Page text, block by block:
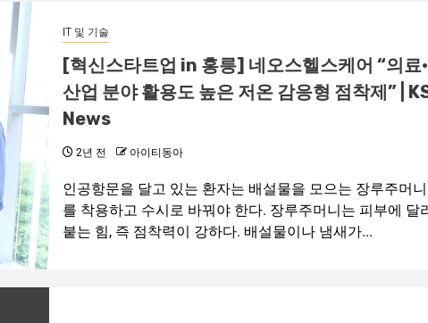
IT 및 기술
[혁신스타트업 in 홍릉] 네오스헬스케어 “의료·
산업 분야 활용도 높은 저온 감응형 점착제” |
News
2년 전 아이티동아
인공항문을 달고 있는 환자는 배설물을 모으는 장루주머니
를 착용하고 수시로 바꿔야 한다. 장루주머니는 피부에 달
붙는 힘, 즉 점착력이 강하다. 배설물이나 냄새가...